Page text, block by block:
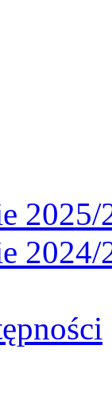
2025/
2024/